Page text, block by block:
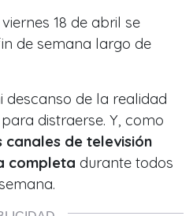
18 de abril se
de semana largo de
descanso de la realidad
distraerse. Y, como
canales de televisión
completa durante todos